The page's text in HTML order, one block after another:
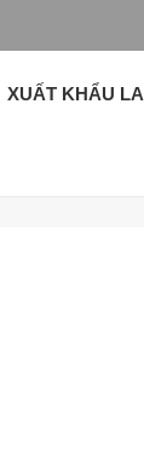
XUẤT KHẨU